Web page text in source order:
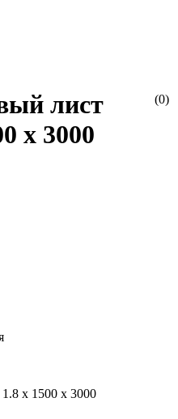
(0)
лист
х 3000
х 1500 х 3000